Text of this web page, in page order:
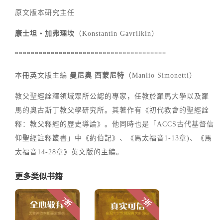
原文版本研究主任
康士坦‧加弗理坎 （Konstantin Gavrilkin）
**************************************
本冊英文版主編 曼尼奧 西蒙尼特 （Manlio Simonetti）
教父聖經詮釋領域眾所公認的專家，任教於羅馬大學以及羅
馬的奧古斯丁教父學研究所。其著作有《初代教會的聖經詮
釋：教父釋經的歷史導論》。他同時也是「ACCS古代基督信
仰聖經註釋叢書」中《約伯記》、《馬太福音1-13章)、《馬
太福音14-28章》英文版的主編。
更多类似书籍